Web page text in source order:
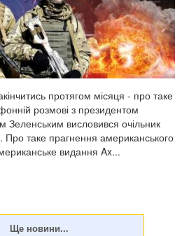
протягом місяця - про таке
розмові з президентом
Зеленським висловився очільник
таке прагнення американського
видання Ax...